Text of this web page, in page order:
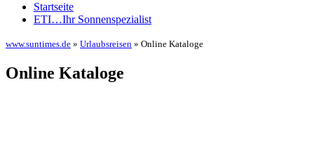
Startseite
ETI…Ihr Sonnenspezialist
www.suntimes.de » Urlaubsreisen » Online Kataloge
Online Kataloge